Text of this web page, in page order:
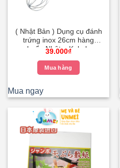
( Nhật Bản ) Dụng cụ đánh
trứng inox 26cm hàng
chuẩn Nhật – Kokubo
39.000₫
Mua hàng
Mua ngay